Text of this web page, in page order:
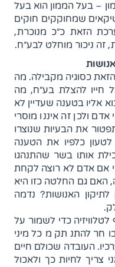
– בעל הממון הוא בעל
שמחוקקים חוקים
הזאת כ"כ מנוכרת,
זה ניכור מוחלט לבע"ח.
כסוגיה מקבילה. מה
חייו להצלת בע"ח, מה
אליו בטענה שעדיין לא
ולכן זה איננו מוסרי
את הבעיות שנוצרו
כלפיו את הטענה
אותו בשר שהתנהגו
אם אדם לא רוצה לקחת
האם גם החלטה כזו היא
האנושות? נדמה
כדי לשמור על
להתנתק מכל מיני
העובדה שכולם חיים
צריך לחיות כך ולאכול